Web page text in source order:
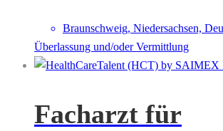
Braunschweig, Niedersachsen,
Überlassung und/oder Vermittlung
Facharzt für